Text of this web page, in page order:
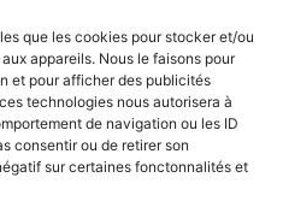
que les cookies pour stocker et/ou
appareils. Nous le faisons pour
et pour afficher des publicités
technologies nous autorisera à
de navigation ou les ID
consentir ou de retirer son
sur certaines fonctonnalités et